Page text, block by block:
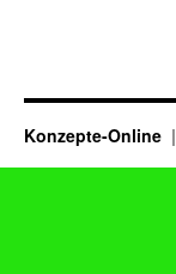
Konzepte-Online